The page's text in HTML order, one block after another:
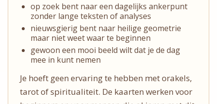
op zoek bent naar een dagelijks ankerpunt
zonder lange teksten of analyses
nieuwsgierig bent naar heilige geometrie
maar niet weet waar te beginnen
gewoon een mooi beeld wilt dat je de dag
mee in kunt nemen
Je hoeft geen ervaring te hebben met orakels,
tarot of spiritualiteit. De kaarten werken voor